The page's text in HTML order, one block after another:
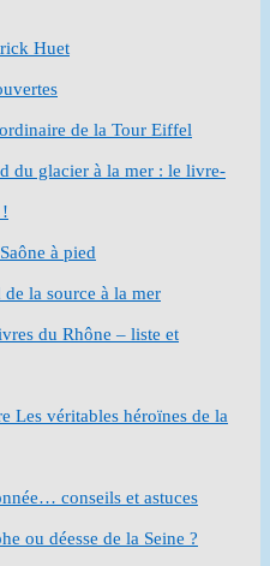
Huet
de la Tour Eiffel
du glacier à la mer : le livre-
à pied
de la source à la mer
du Rhône – liste et
Les véritables héroïnes de la
conseils et astuces
ou déesse de la Seine ?